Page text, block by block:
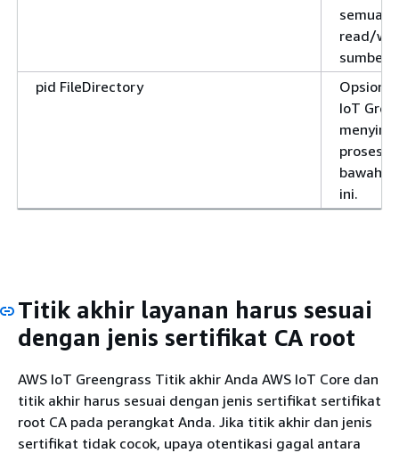
semua
read/
sumber
pid FileDirectory
IoT
proses
bawah
ini.
Titik akhir layanan harus sesuai
dengan jenis sertifikat CA root
AWS IoT Greengrass Titik akhir Anda AWS IoT Core dan
titik akhir harus sesuai dengan jenis sertifikat sertifikat
root CA pada perangkat Anda. Jika titik akhir dan jenis
sertifikat tidak cocok, upaya otentikasi gagal antara